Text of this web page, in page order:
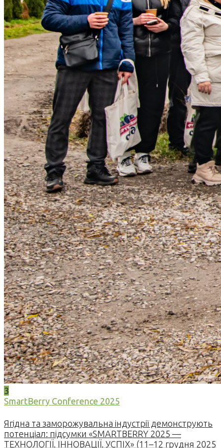
3
SmartBerry Conference 2025
Ягідна та заморожувальна індустрії демонструють
потенціал: підсумки «SMARTBERRY 2025 —
ТЕХНОЛОГІЇ. ІННОВАЦІЇ. УСПІХ» (11–12 грудня 2025